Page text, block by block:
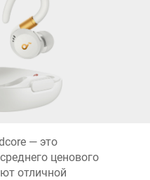
— это
ценового
отличной